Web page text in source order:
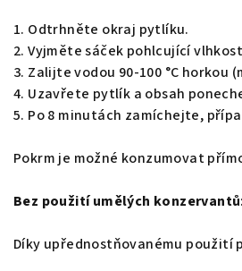
1. Odtrhněte okraj pytlíku.
2. Vyjměte sáček pohlcující
3. Zalijte vodou 90-100 °C horkou
4. Uzavřete pytlík a obsah
5. Po 8 minutách zamíchejte,
Pokrm je možné konzumovat
Bez použití umělých konzervantů:
Díky upřednostňovanému použití